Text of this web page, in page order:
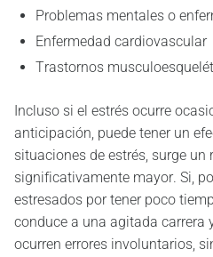
Problemas mentales o
Enfermedad cardiovascular
Trastornos
Incluso si el estrés ocurre
anticipación, puede tener un
situaciones de estrés, surge un
significativamente mayor. Si,
estresados por tener poco
conduce a una agitada carrera
ocurren errores involuntarios,